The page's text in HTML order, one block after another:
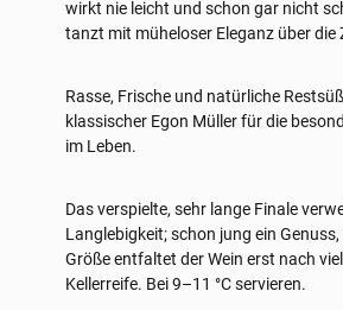
wirkt nie leicht und schon gar nicht
tanzt mit müheloser Eleganz über die
Rasse, Frische und natürliche
klassischer Egon Müller für die
im Leben.
Das verspielte, sehr lange Finale
Langlebigkeit; schon jung ein
Größe entfaltet der Wein erst nach
Kellerreife. Bei 9–11 °C servieren.